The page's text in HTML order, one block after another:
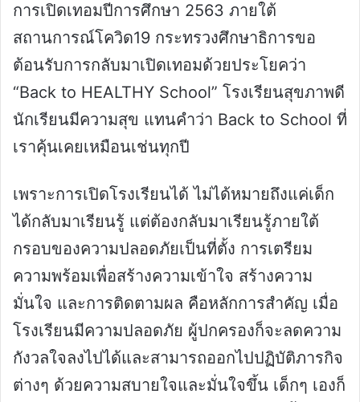
การเปิดเทอมปีการศึกษา 2563 ภายใต้
สถานการณ์โควิด19 กระทรวงศึกษาธิการขอ
ต้อนรับการกลับมาเปิดเทอมด้วยประโยคว่า
“Back to HEALTHY School” โรงเรียนสุขภาพดี
นักเรียนมีความสุข แทนคำว่า Back to School ที่
เราคุ้นเคยเหมือนเช่นทุกปี
เพราะการเปิดโรงเรียนได้ ไม่ได้หมายถึงแค่เด็ก
ได้กลับมาเรียนรู้ แต่ต้องกลับมาเรียนรู้ภายใต้
กรอบของความปลอดภัยเป็นที่ตั้ง การเตรียม
ความพร้อมเพื่อสร้างความเข้าใจ สร้างความ
มั่นใจ และการติดตามผล คือหลักการสำคัญ เมื่อ
โรงเรียนมีความปลอดภัย ผู้ปกครองก็จะลดความ
กังวลใจลงไปได้และสามารถออกไปปฏิบัติภารกิจ
ต่างๆ ด้วยความสบายใจและมั่นใจขึ้น เด็กๆ เองก็